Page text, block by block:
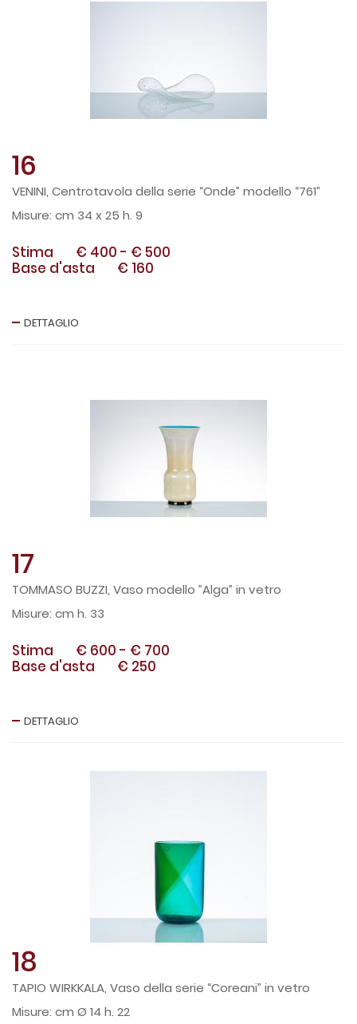
16
VENINI, Centrotavola della serie “Onde” modello “761”
cm 34 x 25 h. 9
Stima € 400 - € 500
Base d'asta
€ 160
DETTAGLIO
17
TOMMASO BUZZI, Vaso modello ”Alga” in vetro
cm h. 33
Stima € 600 - € 700
Base d'asta
€ 250
DETTAGLIO
18
TAPIO WIRKKALA, Vaso della serie “Coreani” in vetro
cm Ø 14 h. 22